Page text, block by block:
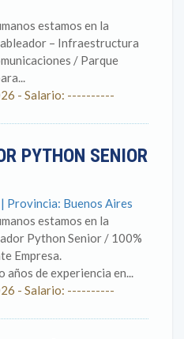
estamos en la
– Infraestructura
/ Parque
- Salario: ----------
PYTHON SENIOR
Provincia: Buenos Aires
estamos en la
Python Senior / 100%
Empresa.
años de experiencia en...
- Salario: ----------